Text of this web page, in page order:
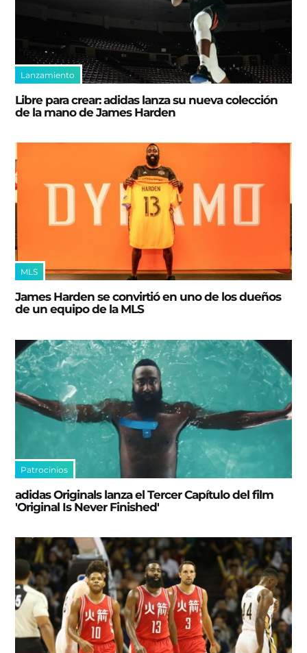
Lanzamiento
Libre para crear: adidas lanza su nueva colección
de la mano de James Harden
MLS
James Harden se convirtió en uno de los dueños
de un equipo de la MLS
Patrocinios
adidas Originals lanza el Tercer Capítulo del film
'Original Is Never Finished'